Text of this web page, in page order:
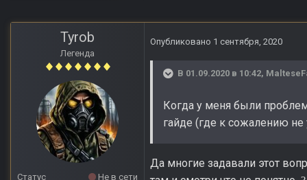
Tyrob
Легенда
Статус Не в сети
Опубликовано 1 сентября, 2020
В 01.09.2020 в 10:42,
Когда у меня были
гайде (где к сожалению не
Да многие задавали этот